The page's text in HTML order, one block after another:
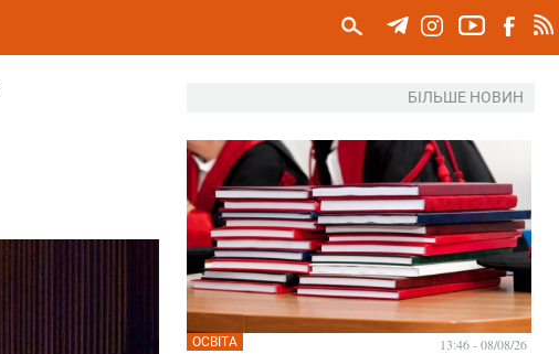
БІЛЬШЕ НОВИН
ОСВІТА 13:46 - 08/08/26